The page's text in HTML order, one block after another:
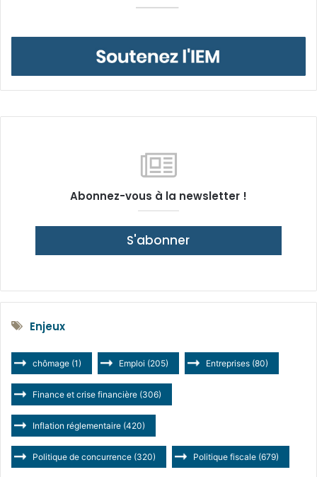
Abonnez-vous à la newsletter !
S'abonner
Enjeux
chômage (1) Emploi (205) Entreprises (80)
Finance et crise financière (306)
Inflation réglementaire (420)
Politique de concurrence (320) Politique fiscale (679)